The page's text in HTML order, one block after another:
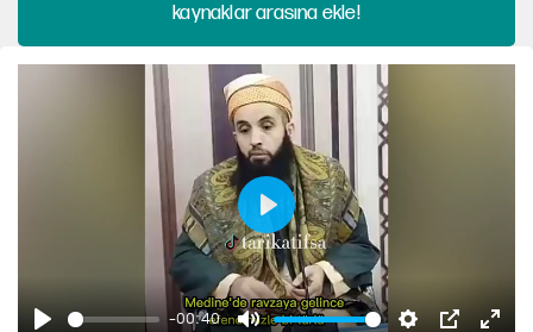
kaynaklar arasına ekle!
-00:40
B
a
ş